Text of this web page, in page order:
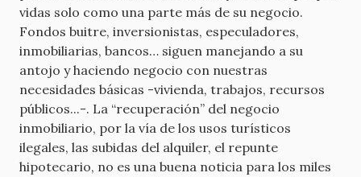
vidas solo como una parte más de su negocio.
Fondos buitre, inversionistas, especuladores,
inmobiliarias, bancos… siguen manejando a su
antojo y haciendo negocio con nuestras
necesidades básicas -vivienda, trabajos, recursos
públicos...-. La “recuperación” del negocio
inmobiliario, por la vía de los usos turísticos
ilegales, las subidas del alquiler, el repunte
hipotecario, no es una buena noticia para los miles